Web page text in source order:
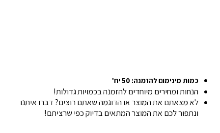
כמות מינימום להזמנה: 50 יח'
הנחות ומחירים מיוחדים להזמנה בכמויות גדולות!
לא מצאתם את המוצר או הדוגמה שאתם רוצים? דברו איתנו
ונתפור לכם את המוצר המתאים בדיוק כפי שרציתם!